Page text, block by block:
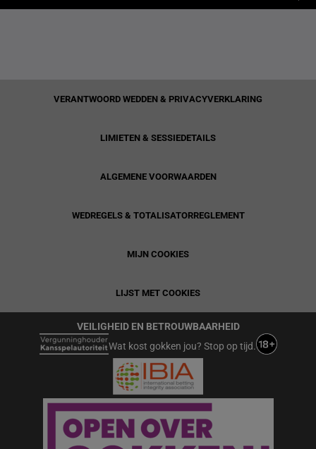
VERANTWOORD WEDDEN & PRIVACYVERKLARING
LIMIETEN & SESSIEDETAILS
ALGEMENE VOORWAARDEN
WEDREGELS & TOTALISATORREGLEMENT
MIJN COOKIES
LIJST MET COOKIES
VEILIGHEID EN BETROUWBAARHEID
Wat kost gokken jou? Stop op tijd.